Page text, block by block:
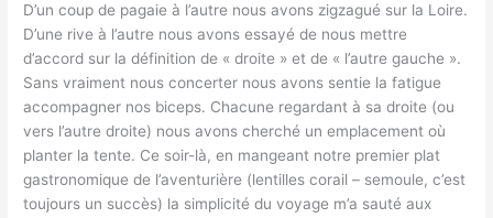
D’un coup de pagaie à l’autre nous avons zigzagué sur la Loire.
D’une rive à l’autre nous avons essayé de nous mettre
d’accord sur la définition de « droite » et de « l’autre gauche ».
Sans vraiment nous concerter nous avons sentie la fatigue
accompagner nos biceps. Chacune regardant à sa droite (ou
vers l’autre droite) nous avons cherché un emplacement où
planter la tente. Ce soir-là, en mangeant notre premier plat
gastronomique de l’aventurière (lentilles corail – semoule, c’est
toujours un succès) la simplicité du voyage m’a sauté aux